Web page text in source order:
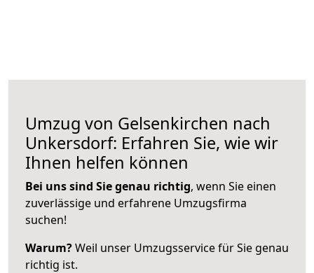
Umzug von Gelsenkirchen nach
Unkersdorf: Erfahren Sie, wie wir
Ihnen helfen können
Bei uns sind Sie genau richtig, wenn Sie einen
zuverlässige und erfahrene Umzugsfirma
suchen!
Warum?Weil unser Umzugsservice für Sie genau
richtig ist.